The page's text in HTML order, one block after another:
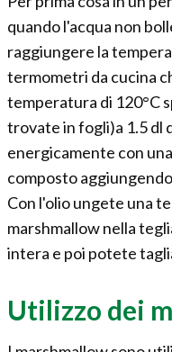
quando l'acqua non
raggiungere la
termometri da cucina
temperatura di 120°C
trovate in fogli)a 1.5 dl
energicamente con
composto
Con l'olio ungete una
marshmallow nella
intera e poi potete
Utilizzo dei